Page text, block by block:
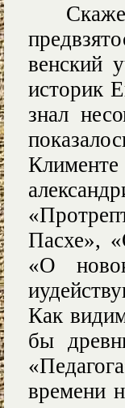
венский
историк
знал
Клименте
Пасхе»,
«О
Как
бы
времени